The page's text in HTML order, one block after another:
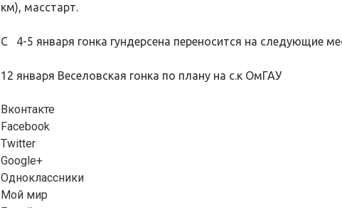
км), масстарт.
С 4-5 января гонка гундерсена переносится на следующие
12 января Веселовская гонка по плану на с.к ОмГАУ
Вконтакте
Facebook
Twitter
Google+
Одноклассники
Мой мир